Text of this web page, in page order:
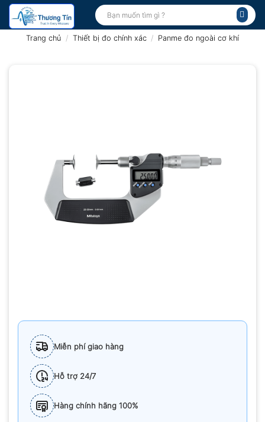
Bỏ
qua
Tìm
kiếm:
Trang chủ / Thiết bị đo chính xác / Panme đo ngoài cơ khí
Miễn phí giao hàng
Hỗ trợ 24/7
Hàng chính hãng 100%